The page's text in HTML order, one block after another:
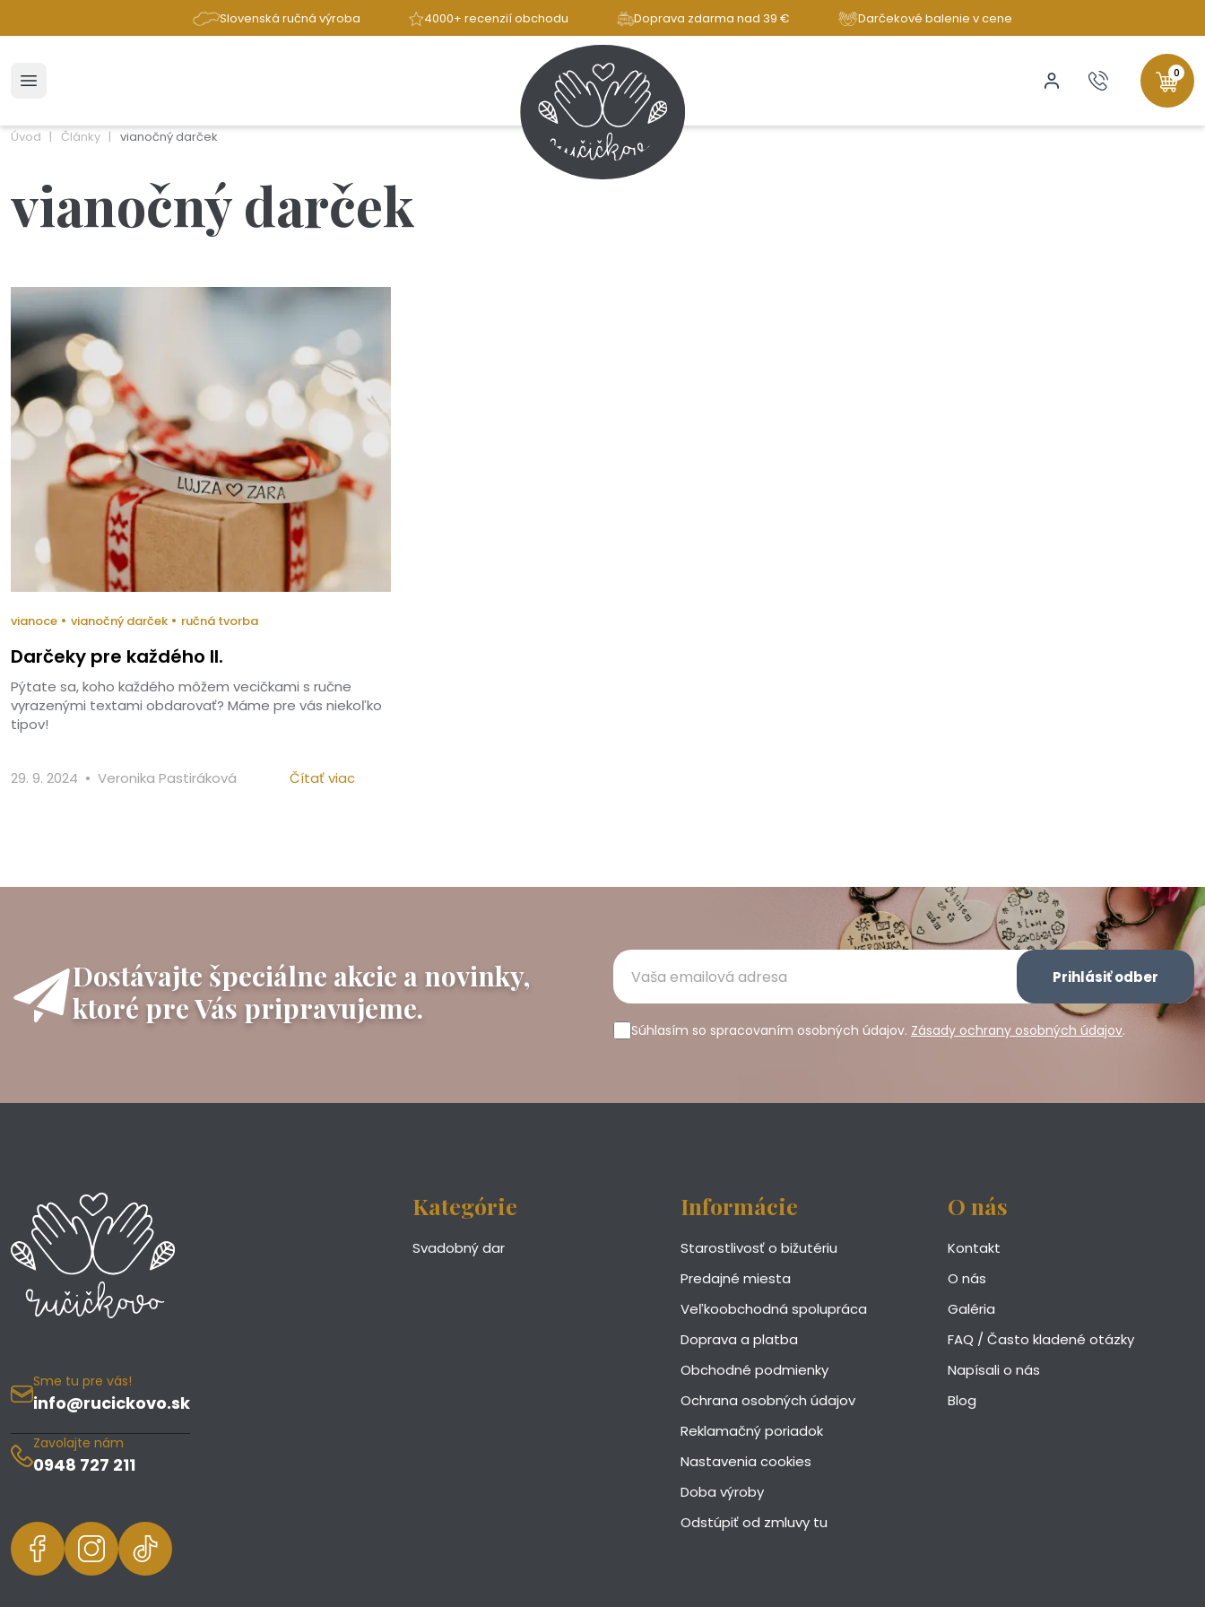
Slovenská ručná výroba 4000+ recenzií obchodu Doprava zdarma nad 39 € Darčekové balenie v cene
0
Úvod Články vianočný darček
vianočný darček
vianoce • vianočný darček • ručná tvorba
Darčeky pre každého II.
Pýtate sa, koho každého môžem vecičkami s ručne
vyrazenými textami obdarovať? Máme pre vás niekoľko
tipov!
29. 9. 2024 • Veronika Pastiráková Čítať viac
Dostávajte špeciálne akcie a novinky,
ktoré pre Vás pripravujeme.
Súhlasím so spracovaním osobných údajov. Zásady ochrany osobných údajov.
Prihlásiť odber
Sme tu pre vás!
info@rucickovo.sk
Zavolajte nám
0948 727 211
Kategórie
Svadobný dar
Informácie
Starostlivosť o bižutériu
Predajné miesta
Veľkoobchodná spolupráca
Doprava a platba
Obchodné podmienky
Ochrana osobných údajov
Reklamačný poriadok
Nastavenia cookies
Doba výroby
Odstúpiť od zmluvy tu
O nás
Kontakt
O nás
Galéria
FAQ / Často kladené otázky
Napísali o nás
Blog